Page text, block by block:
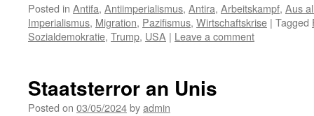
Posted in Antifa, Antiimperialismus, Antira, Arbeitskampf, Aus
Imperialismus, Migration, Pazifismus, Wirtschaftskrise | Tagged
Sozialdemokratie, Trump, USA | Leave a comment
Staatsterror an Unis
Posted on 03/05/2024byadmin